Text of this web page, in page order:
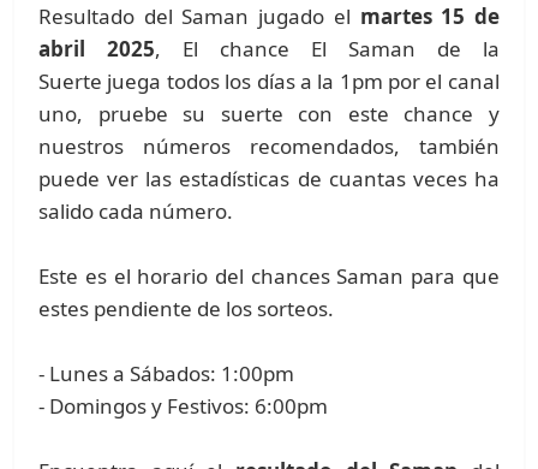
Resultado del Saman jugado el martes 15 de
abril 2025, El chance El Saman de la
Suerte juega todos los días a la 1pm por el canal
uno, pruebe su suerte con este chance y
nuestros números recomendados, también
puede ver las estadísticas de cuantas veces ha
salido cada número.
Este es el horario del chances Saman para que
estes pendiente de los sorteos.
- Lunes a Sábados: 1:00pm
- Domingos y Festivos: 6:00pm